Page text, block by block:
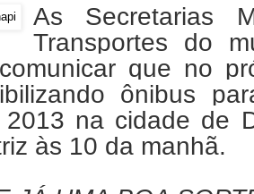
As Secretarias
Transportes do
que no
ônibus
2013 na cidade de
às 10 da manhã.